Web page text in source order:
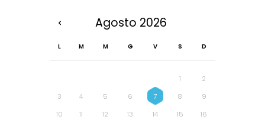
Agosto 2026
L M M G V S D
1
2
3
4 5 6 7 8
9
10
11 12 13 14 15
16